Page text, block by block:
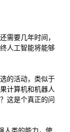
需要几年时间，
人工智能将能够
的活动，类似于
计算机和机器人
这是个真正的问